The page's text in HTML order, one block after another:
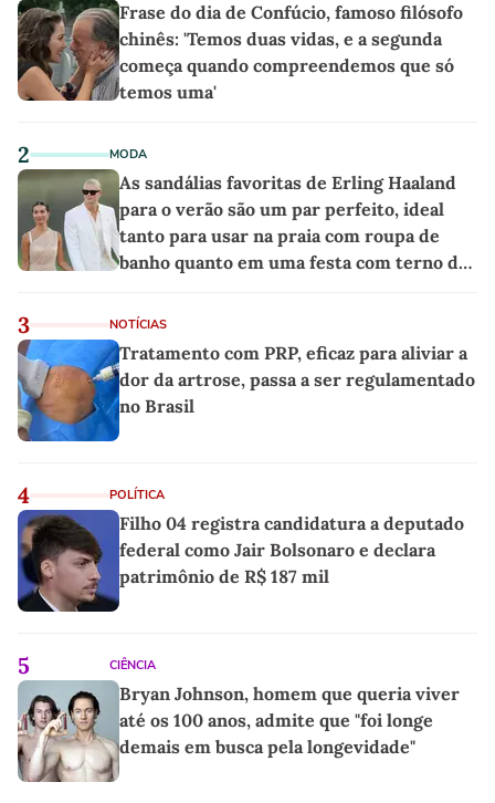
Frase do dia de Confúcio, famoso filósofo
chinês: 'Temos duas vidas, e a segunda
começa quando compreendemos que só
temos uma'
2 MODA
As sandálias favoritas de Erling Haaland
para o verão são um par perfeito, ideal
tanto para usar na praia com roupa de
banho quanto em uma festa com terno de
3 NOTÍCIAS
Tratamento com PRP, eficaz para aliviar a
dor da artrose, passa a ser regulamentado
no Brasil
4 POLÍTICA
Filho 04 registra candidatura a deputado
federal como Jair Bolsonaro e declara
patrimônio de R$ 187 mil
5 CIÊNCIA
Bryan Johnson, homem que queria viver
até os 100 anos, admite que "foi longe
demais em busca pela longevidade"